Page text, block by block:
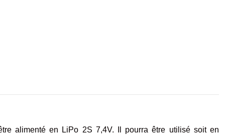
alimenté en LiPo 2S 7,4V. Il pourra être utilisé soit en